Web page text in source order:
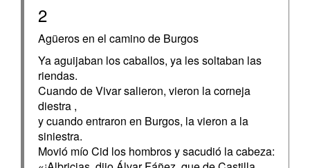
2
Agüeros en el camino de Burgos
Ya aguijaban los caballos, ya les soltaban las
riendas.
Cuando de Vivar salieron, vieron la corneja
diestra ,
y cuando entraron en Burgos, la vieron a la
siniestra.
Movió mío Cid los hombros y sacudió la cabeza: